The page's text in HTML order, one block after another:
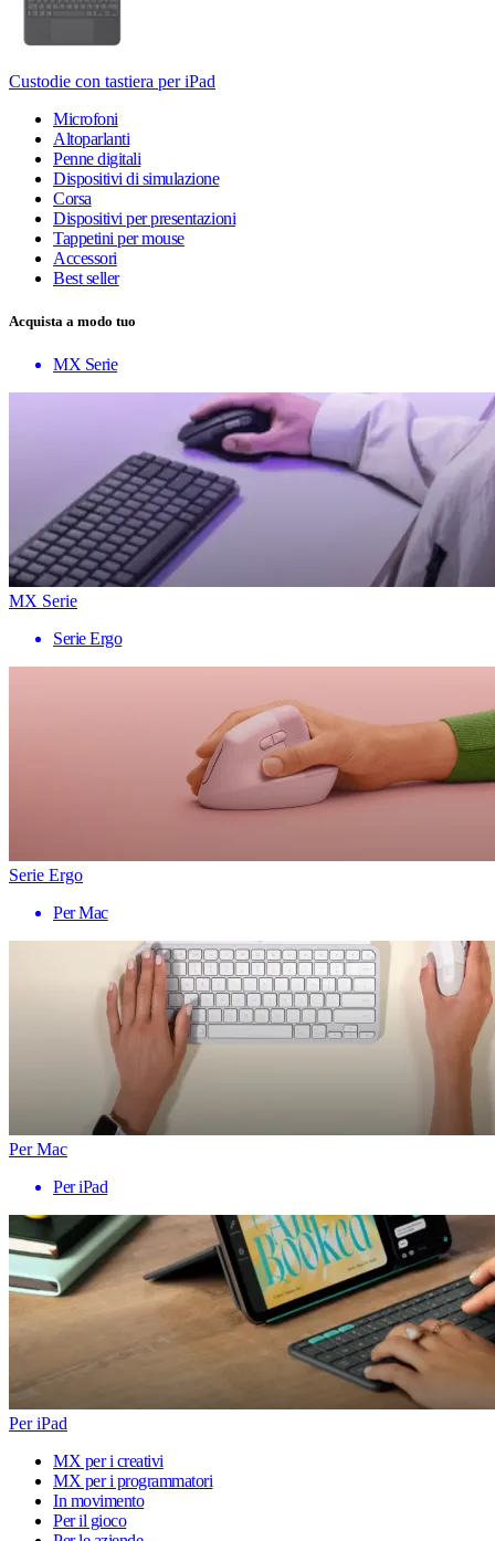
Custodie con tastiera per iPad
Microfoni
Altoparlanti
Penne digitali
Dispositivi di simulazione
Corsa
Dispositivi per presentazioni
Tappetini per mouse
Accessori
Best seller
Acquista a modo tuo
MX Serie
MX Serie
Serie Ergo
Serie Ergo
Per Mac
Per Mac
Per iPad
Per iPad
MX per i creativi
MX per i programmatori
In movimento
Per il gioco